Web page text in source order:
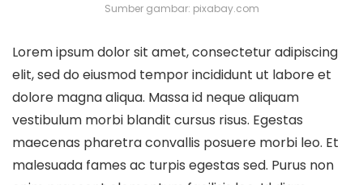
Sumber gambar: pixabay.com
Lorem ipsum dolor sit amet, consectetur adipiscing
elit, sed do eiusmod tempor incididunt ut labore et
dolore magna aliqua. Massa id neque aliquam
vestibulum morbi blandit cursus risus. Egestas
maecenas pharetra convallis posuere morbi leo. Et
malesuada fames ac turpis egestas sed. Purus non